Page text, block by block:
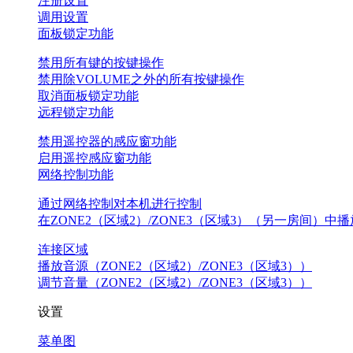
调用设置
面板锁定功能
禁用所有键的按键操作
禁用除VOLUME之外的所有按键操作
取消面板锁定功能
远程锁定功能
禁用遥控器的感应窗功能
启用遥控感应窗功能
网络控制功能
通过网络控制对本机进行控制
在ZONE2（区域2）/ZONE3（区域3）（另一房间）中播
连接区域
播放音源（ZONE2（区域2）/ZONE3（区域3））
调节音量（ZONE2（区域2）/ZONE3（区域3））
设置
菜单图